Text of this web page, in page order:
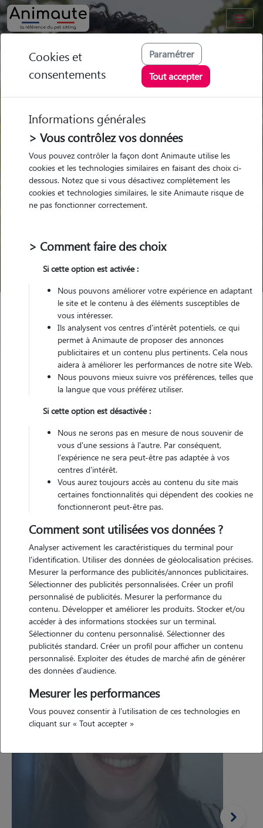
Trouvez votre gardien idéal !
Parmi nos pet sitters vérifiés
chez le Pet Sitter
chez le Pet Sitter
Promenades
Visites
Promenades
Visites
Ville
Pour quel animal ?
Trouver mon Pet Sitter
Garde d'animaux en famille, visites et promenades
d'animaux..
Des pet sitters dans toute la
France
+ 450 000nuitées
+ de 250 000animaux gardés
16 ansd'expérience
* 45 057 avis ayant plus de 4/5 sur 45 618 avis actifs.
Cookies et
consentements
Paramétrer
Tout accepter
Informations générales
> Vous contrôlez vos données
Vous pouvez contrôler la façon dont Animaute utilise les
cookies et les technologies similaires en faisant des choix ci-
dessous. Notez que si vous désactivez complètement les
cookies et technologies similaires, le site Animaute risque de
ne pas fonctionner correctement.
> Comment faire des choix
Si cette option est activée :
Nous pouvons améliorer votre expérience en adaptant
le site et le contenu à des éléments susceptibles de
vous intéresser.
Ils analysent vos centres d'intérêt potentiels, ce qui
permet à Animaute de proposer des annonces
publicitaires et un contenu plus pertinents. Cela nous
aidera à améliorer les performances de notre site Web.
Nous pouvons mieux suivre vos préférences, telles que
la langue que vous préférez utiliser.
Si cette option est désactivée :
Nous ne serons pas en mesure de nous souvenir de
vous d'une sessions à l'autre. Par conséquent,
l'expérience ne sera peut-être pas adaptée à vos
centres d'intérêt.
Vous aurez toujours accès au contenu du site mais
certaines fonctionnalités qui dépendent des cookies ne
fonctionneront peut-être pas.
Comment sont utilisées vos données ?
Analyser activement les caractéristiques du terminal pour
l'identification. Utiliser des données de géolocalisation précises.
Mesurer la performance des publicités/annonces publicitaires.
Sélectionner des publicités personnalisées. Créer un profil
personnalisé de publicités. Mesurer la performance du
contenu. Développer et améliorer les produits. Stocker et/ou
accéder à des informations stockées sur un terminal.
Sélectionner du contenu personnalisé. Sélectionner des
publicités standard. Créer un profil pour afficher un contenu
personnalisé. Exploiter des études de marché afin de générer
des données d'audience.
Mesurer les performances
Vous pouvez consentir à l'utilisation de ces technologies en
cliquant sur « Tout accepter »